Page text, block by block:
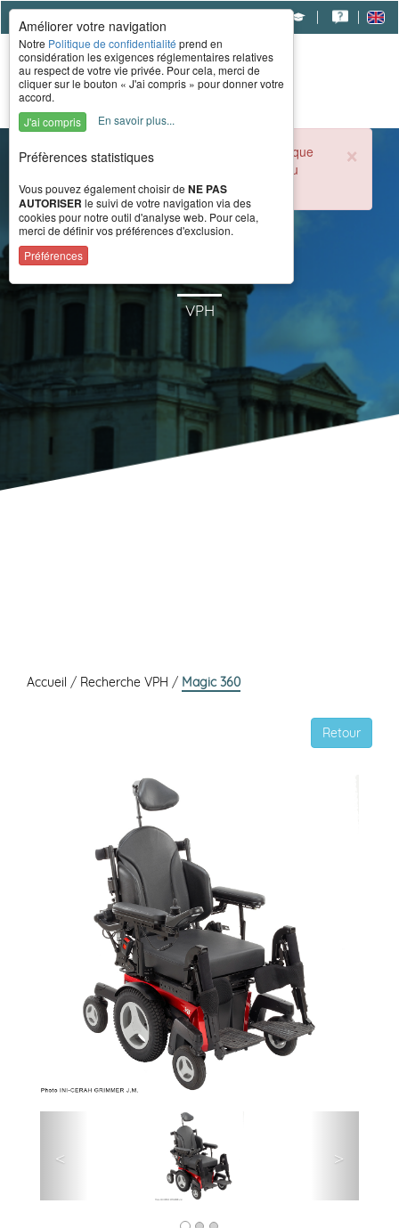
×
Durant la période estivale, l'accueil téléphonique
du CERAH est ouvert de 8h à 16h du lundi au
vendredi.
VPH
Accueil / Recherche VPH / Magic 360
Retour
< >
Améliorer votre navigation
Notre Politique de confidentialité prend en
considération les exigences réglementaires relatives
au respect de votre vie privée. Pour cela, merci de
cliquer sur le bouton « J'ai compris » pour donner votre
accord.
J'ai compris
En savoir plus...
Préfèrences statistiques
Vous pouvez également choisir de NE PAS
AUTORISER le suivi de votre navigation via des
cookies pour notre outil d'analyse web. Pour cela,
merci de définir vos préférences d'exclusion.
Préférences